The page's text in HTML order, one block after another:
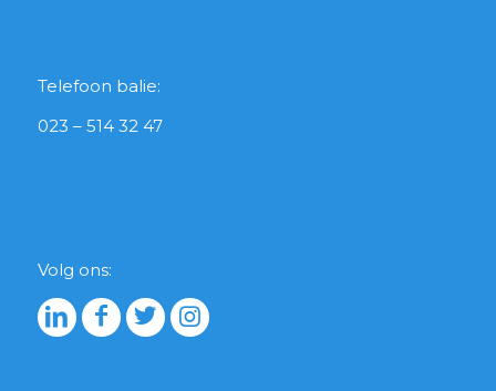
Telefoon balie:
023 – 514 32 47
Volg ons: